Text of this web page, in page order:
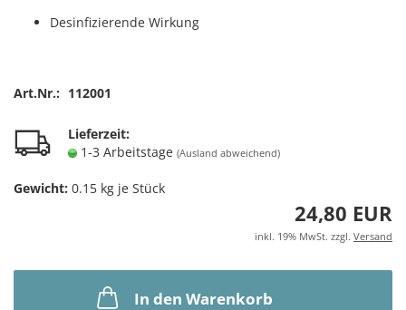
Desinfizierende Wirkung
Art.Nr.: 112001
Lieferzeit:
1-3 Arbeitstage (Ausland abweichend)
Gewicht: 0.15 kg je Stück
24,80 EUR
inkl. 19% MwSt. zzgl. Versand
In den Warenkorb